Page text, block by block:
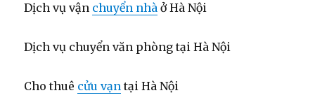
Dịch vụ vận chuyển nhà ở Hà Nội
Dịch vụ chuyển văn phòng tại Hà Nội
Cho thuê cửu vạn tại Hà Nội